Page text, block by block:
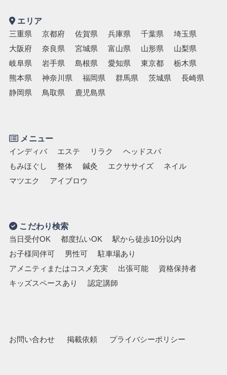
エリア
三重県 京都府 佐賀県 兵庫県 千葉県
埼玉県
大阪府
奈良県 宮城県 富山県 山形県
山梨県
岐阜県
岩手県 島根県 愛知県 東京都
栃木県
熊本県
神奈川県 福岡県 群馬県 茨城県
長崎県
静岡県
鳥取県 鹿児島県
メニュー
インディバ エステ リラク
ヘッドスパ
もみほぐし
整体 鍼灸 エクササイズ
ネイル
マツエク
アイブロウ
こだわり検索
当日受付OK 都度払いOK
駅から徒歩10分以内
お子様同伴可
男性可
駐車場あり
アメニティまたはコスメ充実
出張可能
資格保持者
キッズスペースあり
認定講師
お問い合わせ 掲載依頼 プライバシーポリシー